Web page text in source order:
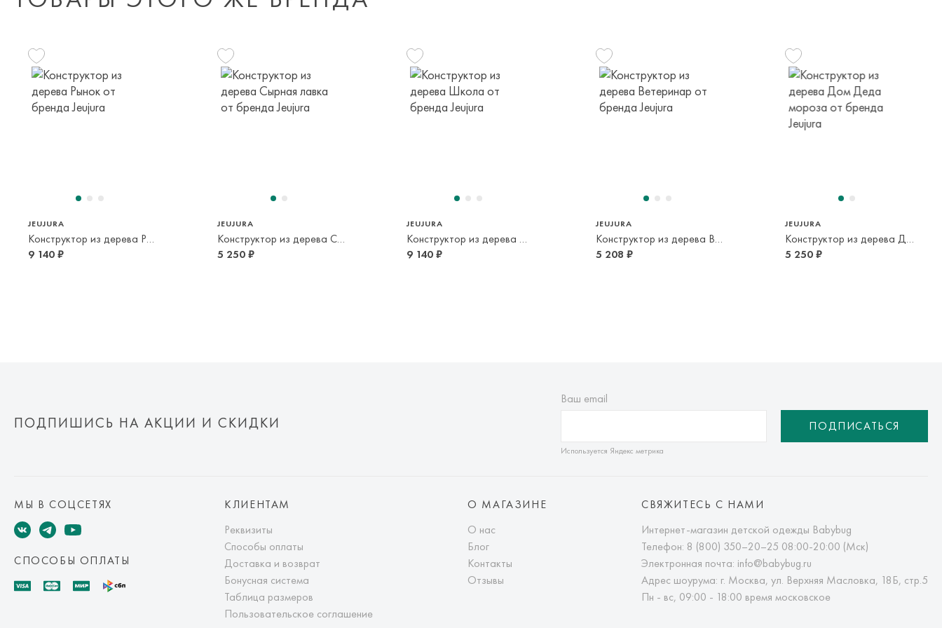
или в пункт самовывоза транспортной компании. Доставка осуществляется в
срок и по тарифам транспортной компании.
Оплата осуществляется онлайн банковскими картами Visa, Mastercard, МИР,
JEUJURA
Конструктор из дерева Рынок
9 140 ₽
JEUJURA
Конструктор из дерева Сырная лавка
5 250 ₽
JEUJURA
Конструктор из дерева Школа
9 140 ₽
JEUJURA
Конструктор из дерева Ветеринар
5 208 ₽
JEUJURA
Конструктор из дерева Дом Деда мороза
5 250 ₽
ПОДПИШИСЬ НА АКЦИИ И СКИДКИ
Ваш email
Используется Яндекс метрика
ПОДПИСАТЬСЯ
МЫ В СОЦСЕТЯХ
СПОСОБЫ ОПЛАТЫ
КЛИЕНТАМ
Реквизиты
Способы оплаты
Доставка и возврат
Бонусная система
Таблица размеров
Пользовательское соглашение
О МАГАЗИНЕ
О нас
Блог
Контакты
Отзывы
СВЯЖИТЕСЬ С НАМИ
Интернет-магазин детской одежды Babybug
Телефон: 8 (800) 350–20–25 08:00-20:00 (Мск)
Электронная почта: info@babybug.ru
Адрес шоурума: г. Москва, ул. Верхняя Масловка, 18Б, стр.5
Пн - вс, 09:00 - 18:00 время московское